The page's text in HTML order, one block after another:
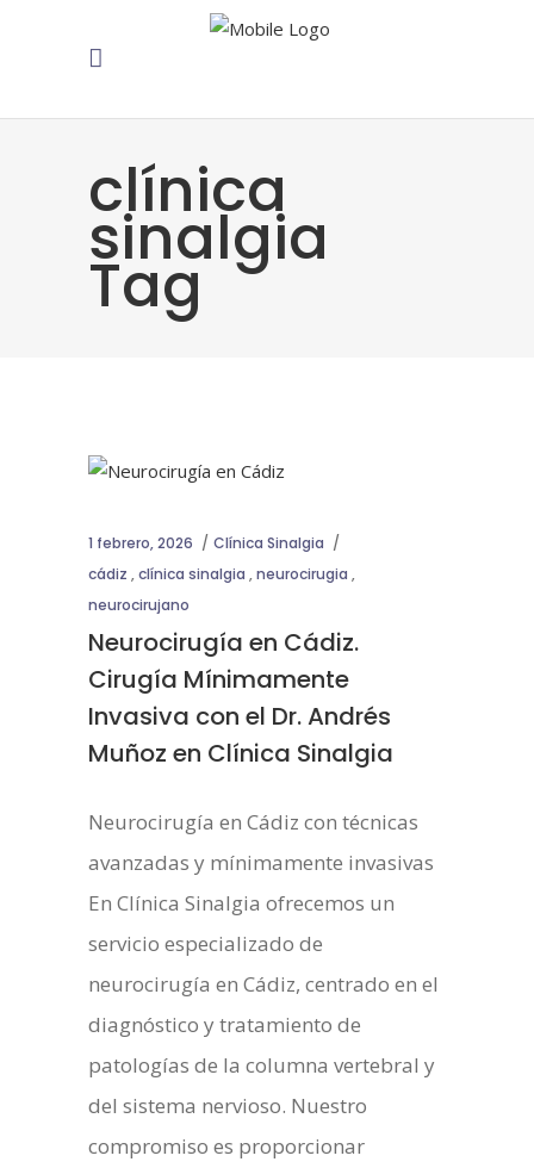
clínica
sinalgia
Tag
1 febrero, 2026
Clínica Sinalgia
cádiz ,clínica sinalgia ,neurocirugia ,
neurocirujano
Neurocirugía en Cádiz.
Cirugía Mínimamente
Invasiva con el Dr. Andrés
Muñoz en Clínica Sinalgia
Neurocirugía en Cádiz con técnicas
avanzadas y mínimamente invasivas
En Clínica Sinalgia ofrecemos un
servicio especializado de
neurocirugía en Cádiz, centrado en el
diagnóstico y tratamiento de
patologías de la columna vertebral y
del sistema nervioso. Nuestro
compromiso es proporcionar